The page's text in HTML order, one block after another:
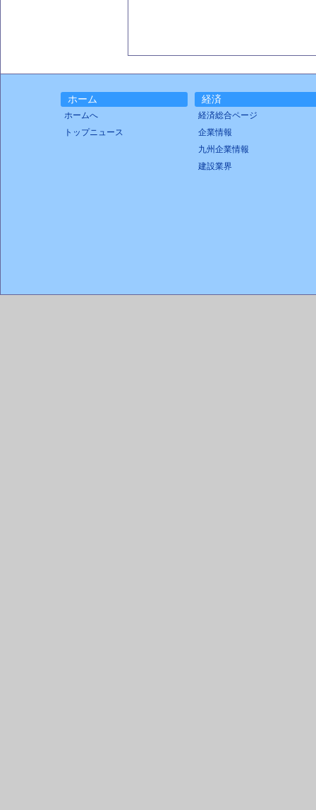
ホーム
ホームへ
トップニュース
経済
経済総合ページ
企業情報
九州企業情報
建設業界